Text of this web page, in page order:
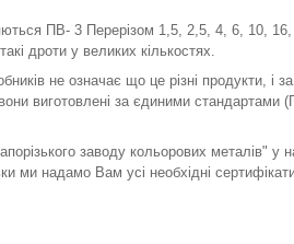
ПВ- 3 Перерізом 1,5, 2,5, 4, 6, 10, 16,
дроти у великих кількостях.
не означає що це різні продукти, і за
виготовлені за єдиними стандартами
заводу кольорових металів" у
ми надамо Вам усі необхідні